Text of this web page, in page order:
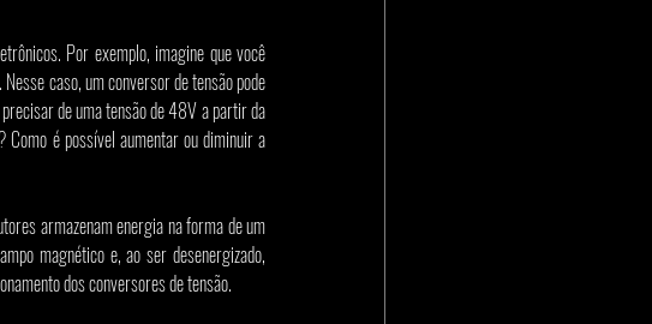
Por exemplo, imagine que você
caso, um conversor de tensão pode
de uma tensão de 48V a partir da
Como é possível aumentar ou diminuir a
armazenam energia na forma de um
magnético e, ao ser desenergizado,
dos conversores de tensão.